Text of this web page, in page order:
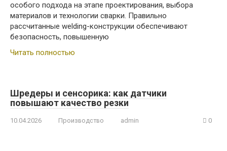
особого подхода на этапе проектирования, выбора
материалов и технологии сварки. Правильно
рассчитанные welding-конструкции обеспечивают
безопасность, повышенную
Читать полностью
Шредеры и сенсорика: как датчики
повышают качество резки
10.04.2026 Производство admin 0